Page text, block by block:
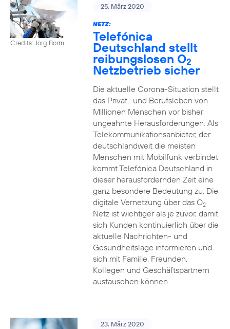
Credits: Jörg Borm
25. März 2020
NETZ:
Telefónica
Deutschland stellt
reibungslosen O2
Netzbetrieb sicher
Die aktuelle Corona-Situation stellt
das Privat- und Berufsleben von
Millionen Menschen vor bisher
ungeahnte Herausforderungen. Als
Telekommunikationsanbieter, der
deutschlandweit die meisten
Menschen mit Mobilfunk verbindet,
kommt Telefónica Deutschland in
dieser herausfordernden Zeit eine
ganz besondere Bedeutung zu. Die
digitale Vernetzung über das O2
Netz ist wichtiger als je zuvor, damit
sich Kunden kontinuierlich über die
aktuelle Nachrichten- und
Gesundheitslage informieren und
sich mit Familie, Freunden,
Kollegen und Geschäftspartnern
austauschen können.
23. März 2020